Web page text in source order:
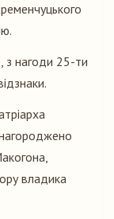
з нагоди 25-ти
нагороджено
владика